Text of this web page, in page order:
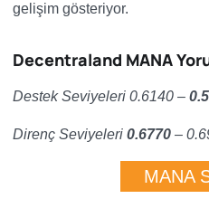
gelişim gösteriyor.
Decentraland MANA
Destek Seviyeleri 0.6140 –
Direnç Seviyeleri 0.6770 –
MANA